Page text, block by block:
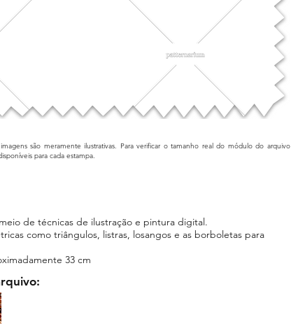
são meramente ilustrativas. Para verificar o tamanho real do módulo do arquivo
para cada estampa.
de técnicas de ilustração e pintura digital.
como triângulos, listras, losangos e as borboletas para
33 cm